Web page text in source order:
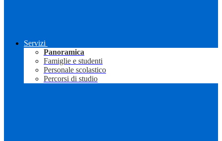
Servizi
Panoramica
Famiglie e studenti
Personale scolastico
Percorsi di studio